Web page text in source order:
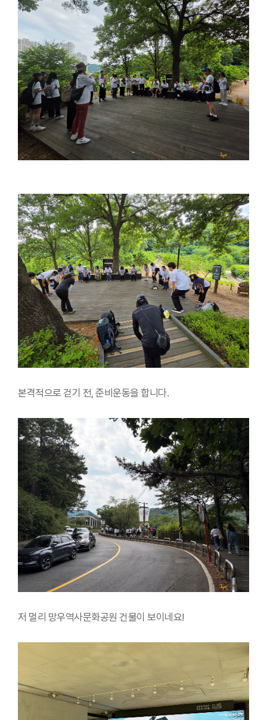
본격적으로 걷기 전, 준비운동을 합니다.
저 멀리 망우역사문화공원 건물이 보이네요!